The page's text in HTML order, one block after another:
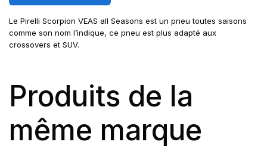
Le Pirelli Scorpion VEAS all Seasons est un pneu toutes saisons
comme son nom l’indique, ce pneu est plus adapté aux
crossovers et SUV.
Produits de la
même marque